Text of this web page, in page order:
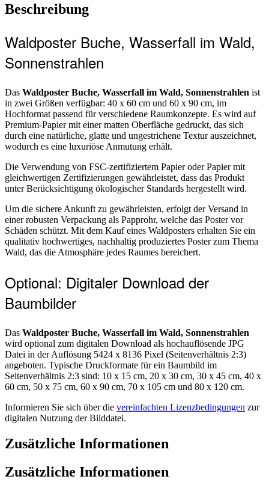
Beschreibung
Waldposter Buche, Wasserfall im Wald,
Sonnenstrahlen
Das Waldposter Buche, Wasserfall im Wald, Sonnenstrahlen ist
in zwei Größen verfügbar: 40 x 60 cm und 60 x 90 cm, im
Hochformat passend für verschiedene Raumkonzepte. Es wird auf
Premium-Papier mit einer matten Oberfläche gedruckt, das sich
durch eine natürliche, glatte und ungestrichene Textur auszeichnet,
wodurch es eine luxuriöse Anmutung erhält.
Die Verwendung von FSC-zertifiziertem Papier oder Papier mit
gleichwertigen Zertifizierungen gewährleistet, dass das Produkt
unter Berücksichtigung ökologischer Standards hergestellt wird.
Um die sichere Ankunft zu gewährleisten, erfolgt der Versand in
einer robusten Verpackung als Papprohr, welche das Poster vor
Schäden schützt. Mit dem Kauf eines Waldposters erhalten Sie ein
qualitativ hochwertiges, nachhaltig produziertes Poster zum Thema
Wald, das die Atmosphäre jedes Raumes bereichert.
Optional: Digitaler Download der
Baumbilder
Das Waldposter Buche, Wasserfall im Wald, Sonnenstrahlen
wird optional zum digitalen Download als hochauflösende JPG
Datei in der Auflösung 5424 x 8136 Pixel (Seitenverhältnis 2:3)
angeboten. Typische Druckformate für ein Baumbild im
Seitenverhältnis 2:3 sind: 10 x 15 cm, 20 x 30 cm, 30 x 45 cm, 40 x
60 cm, 50 x 75 cm, 60 x 90 cm, 70 x 105 cm und 80 x 120 cm.
Informieren Sie sich über die vereinfachten Lizenzbedingungen zur
digitalen Nutzung der Bilddatei.
Zusätzliche Informationen
Zusätzliche Informationen